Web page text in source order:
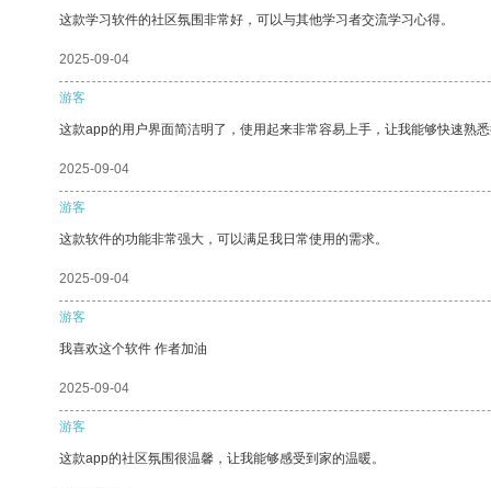
这款学习软件的社区氛围非常好，可以与其他学习者交流学习心得。
2025-09-04
游客
这款app的用户界面简洁明了，使用起来非常容易上手，让我能够快速熟
2025-09-04
游客
这款软件的功能非常强大，可以满足我日常使用的需求。
2025-09-04
游客
我喜欢这个软件 作者加油
2025-09-04
游客
这款app的社区氛围很温馨，让我能够感受到家的温暖。